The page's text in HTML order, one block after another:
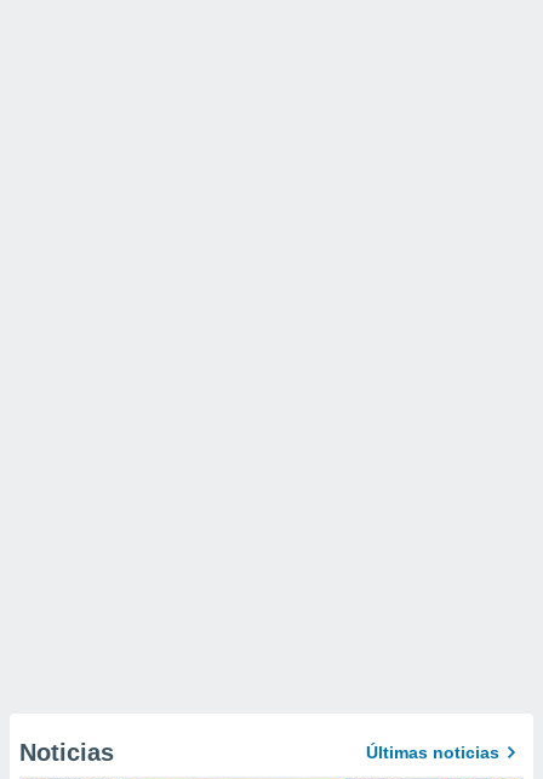
Noticias Últimas noticias